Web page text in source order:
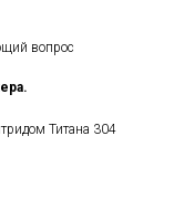
вопрос
Титана 304